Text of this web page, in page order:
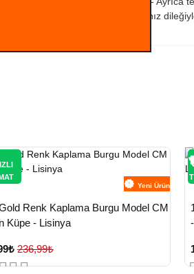
ve mutlu günlerde kullanmanız
Yeni Ürün
Renk Kaplama Burgu Model CM
Küpe - Lisinya
236,99₺